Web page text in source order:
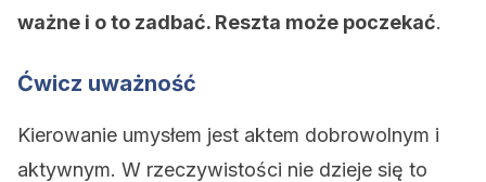
ważne i o to zadbać. Reszta może poczekać.
Ćwicz uważność
Kierowanie umysłem jest aktem dobrowolnym i
aktywnym. W rzeczywistości nie dzieje się to